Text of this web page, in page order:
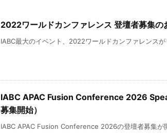
2022ワールドカンファレンス 登壇者募集の
IABC最大のイベント、2022ワールドカンファレンス
IABC APAC Fusion Conference 2026
募集開始）
IABC APAC Fusion Conference 2026の登壇者募集が